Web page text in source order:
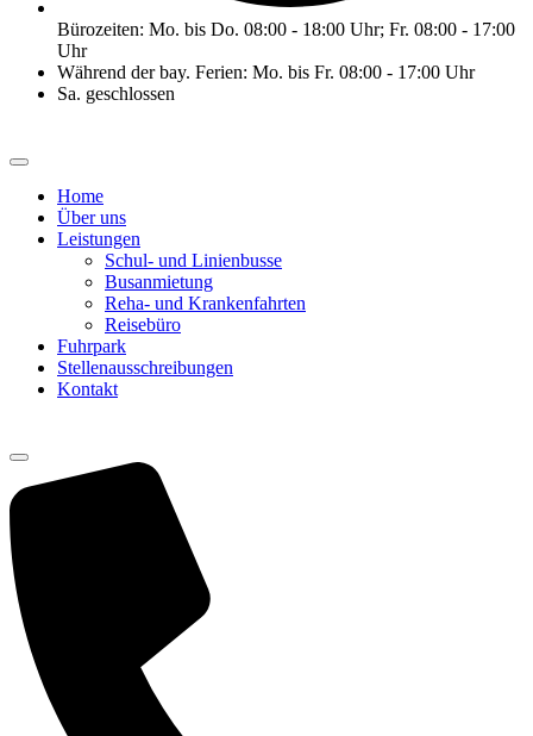
Bürozeiten: Mo. bis Do. 08:00 - 18:00 Uhr; Fr. 08:00 - 17:00
Uhr
Während der bay. Ferien: Mo. bis Fr. 08:00 - 17:00 Uhr
Sa. geschlossen
Home
Über uns
Leistungen
Schul- und Linienbusse
Busanmietung
Reha- und Krankenfahrten
Reisebüro
Fuhrpark
Stellenausschreibungen
Kontakt